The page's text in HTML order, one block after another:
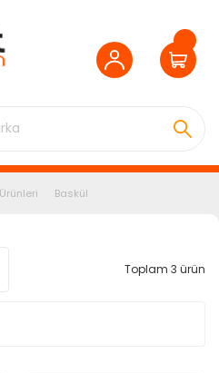
Baskül
Toplam 3 ürün